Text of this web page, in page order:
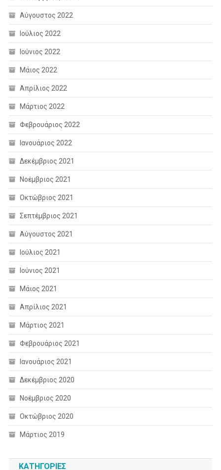
Αύγουστος 2022
Ιούλιος 2022
Ιούνιος 2022
Μάιος 2022
Απρίλιος 2022
Μάρτιος 2022
Φεβρουάριος 2022
Ιανουάριος 2022
Δεκέμβριος 2021
Νοέμβριος 2021
Οκτώβριος 2021
Σεπτέμβριος 2021
Αύγουστος 2021
Ιούλιος 2021
Ιούνιος 2021
Μάιος 2021
Απρίλιος 2021
Μάρτιος 2021
Φεβρουάριος 2021
Ιανουάριος 2021
Δεκέμβριος 2020
Νοέμβριος 2020
Οκτώβριος 2020
Μάρτιος 2019
KΑΤΗΓΟΡΊΕΣ